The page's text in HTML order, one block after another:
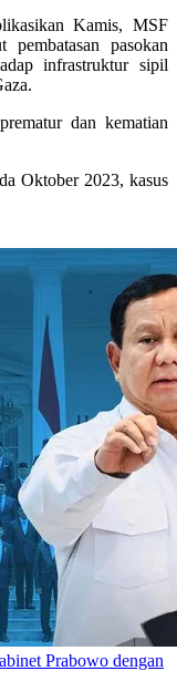
Kamis, MSF
pasokan
infrastruktur sipil
dan kematian
Oktober 2023, kasus
Prabowo dengan